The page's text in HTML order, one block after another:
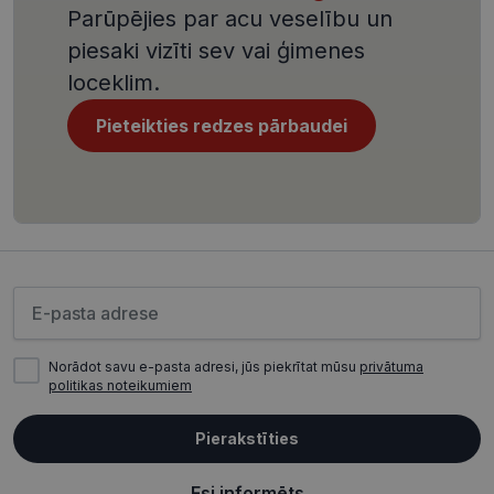
Parūpējies par acu veselību un
piesaki vizīti sev vai ģimenes
loceklim.
Pieteikties redzes pārbaudei
Norādot savu e-pasta adresi, jūs piekrītat mūsu privātuma
politikas noteikumiem
Pierakstīties
CookieScriptConsent
CookieScript
11 mēneši
Šo sīkfailu
Script.com
atcerētos
darbotos
pareizi.